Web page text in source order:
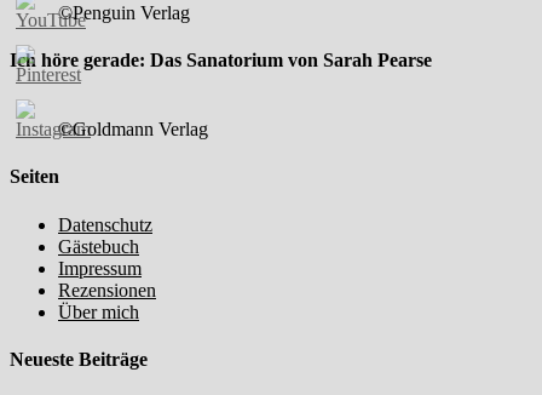
©Penguin Verlag
Ich höre gerade: Das Sanatorium von Sarah Pearse
©Goldmann Verlag
Seiten
Datenschutz
Gästebuch
Impressum
Rezensionen
Über mich
Neueste Beiträge